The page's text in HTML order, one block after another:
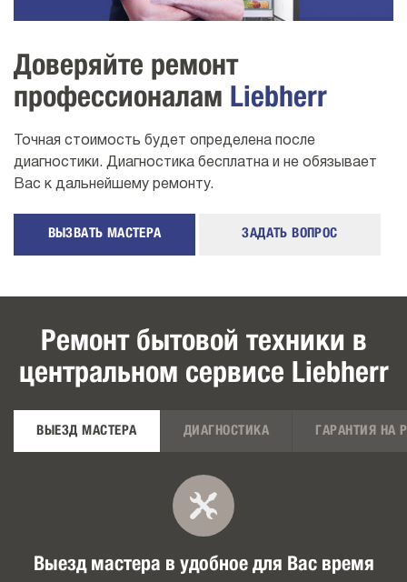
Доверяйте ремонт
профессионалам Liebherr
Точная стоимость будет определена после
диагностики. Диагностика бесплатна и не обязывает
Вас к дальнейшему ремонту.
ВЫЗВАТЬ МАСТЕРА ЗАДАТЬ ВОПРОС
Ремонт бытовой техники в
центральном сервисе Liebherr
ВЫЕЗД МАСТЕРА ДИАГНОСТИКА ГАРАНТИЯ НА
Выезд мастера в удобное для Вас время